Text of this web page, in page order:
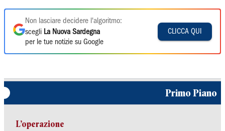
Non lasciare decidere l'algoritmo:
scegli La Nuova Sardegna
per le tue notizie su Google
CLICCA QUI
Primo Piano
L’operazione